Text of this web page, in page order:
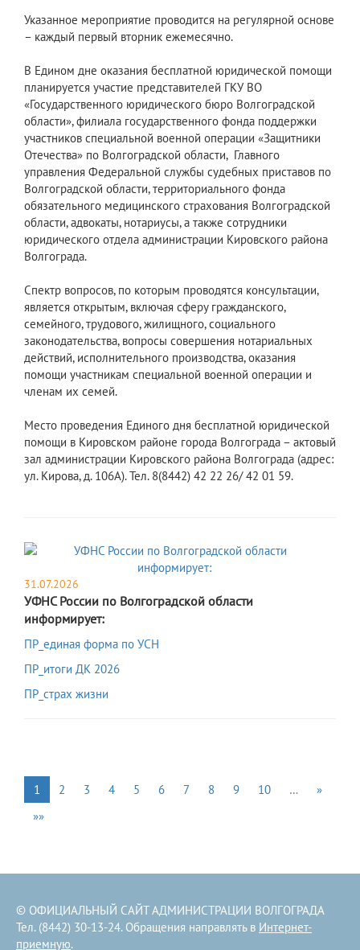
Указанное мероприятие проводится на регулярной основе
– каждый первый вторник ежемесячно.
В Едином дне оказания бесплатной юридической помощи
планируется участие представителей ГКУ ВО
«Государственного юридического бюро Волгоградской
области», филиала государственного фонда поддержки
участников специальной военной операции «Защитники
Отечества» по Волгоградской области, Главного
управления Федеральной службы судебных приставов по
Волгоградской области, территориального фонда
обязательного медицинского страхования Волгоградской
области, адвокаты, нотариусы, а также сотрудники
юридического отдела администрации Кировского района
Волгограда.
Спектр вопросов, по которым проводятся консультации,
является открытым, включая сферу гражданского,
семейного, трудового, жилищного, социального
законодательства, вопросы совершения нотариальных
действий, исполнительного производства, оказания
помощи участникам специальной военной операции и
членам их семей.
Место проведения Единого дня бесплатной юридической
помощи в Кировском районе города Волгограда – актовый
зал администрации Кировского района Волгограда (адрес:
ул. Кирова, д. 106А). Тел. 8(8442) 42 22 26/ 42 01 59.
31.07.2026
УФНС России по Волгоградской области
информирует:
ПР_единая форма по УСН
ПР_итоги ДК 2026
ПР_страх жизни
1 2 3 4 5 6 7 8 9 10 …
»
»»
© ОФИЦИАЛЬНЫЙ САЙТ АДМИНИСТРАЦИИ ВОЛГОГРАДА
Тел. (8442) 30-13-24. Обращения направлять в Интернет-
приемную.